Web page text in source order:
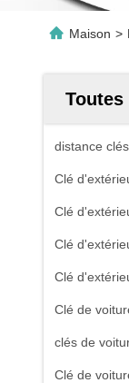
Maison >
Toutes
distance
Clé
Clé
Clé
Clé
Clé de
clés de
Clé de